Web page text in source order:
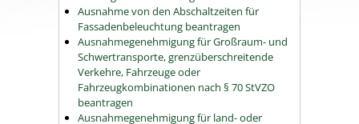
Ausnahme von den Abschaltzeiten für
Fassadenbeleuchtung beantragen
Ausnahmegenehmigung für Großraum- und
Schwertransporte, grenzüberschreitende
Verkehre, Fahrzeuge oder
Fahrzeugkombinationen nach § 70 StVZO
beantragen
Ausnahmegenehmigung für land- oder